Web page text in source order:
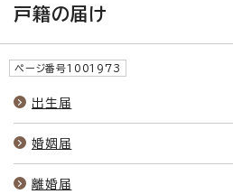
戸籍の届け
ページ番号1001973
出生届
婚姻届
離婚届